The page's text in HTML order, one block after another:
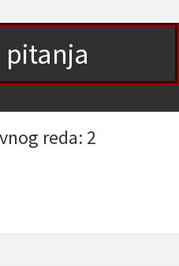
pitanja
reda: 2